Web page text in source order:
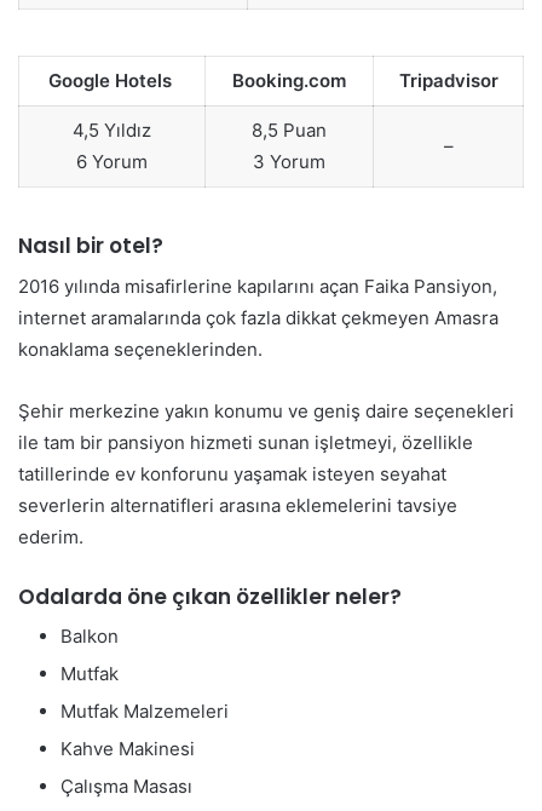
Google Hotels Booking.com Tripadvisor
4,5 Yıldız
6 Yorum
8,5 Puan
3 Yorum
–
Nasıl bir otel?
2016 yılında misafirlerine kapılarını açan Faika Pansiyon,
internet aramalarında çok fazla dikkat çekmeyen Amasra
konaklama seçeneklerinden.
Şehir merkezine yakın konumu ve geniş daire seçenekleri
ile tam bir pansiyon hizmeti sunan işletmeyi, özellikle
tatillerinde ev konforunu yaşamak isteyen seyahat
severlerin alternatifleri arasına eklemelerini tavsiye
ederim.
Odalarda öne çıkan özellikler neler?
Balkon
Mutfak
Mutfak Malzemeleri
Kahve Makinesi
Çalışma Masası